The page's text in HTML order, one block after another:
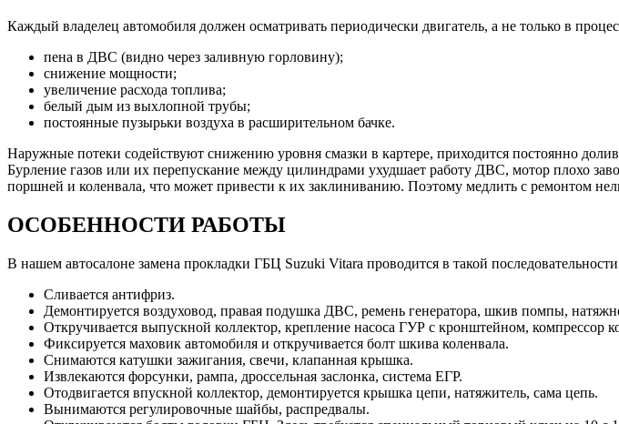
Каждый владелец автомобиля должен осматривать периодически двигатель, а не только в
пена в ДВС (видно через заливную горловину);
снижение мощности;
увеличение расхода топлива;
белый дым из выхлопной трубы;
постоянные пузырьки воздуха в расширительном бачке.
Наружные потеки содействуют снижению уровня смазки в картере, приходится постоянно
Бурление газов или их перепускание между цилиндрами ухудшает работу ДВС, мотор плохо
поршней и коленвала, что может привести к их заклиниванию. Поэтому медлить с ремонтом
ОСОБЕННОСТИ РАБОТЫ
В нашем автосалоне замена прокладки ГБЦ Suzuki Vitara проводится в такой
Сливается антифриз.
Демонтируется воздуховод, правая подушка ДВС, ремень генератора, шкив помпы,
Откручивается выпускной коллектор, крепление насоса ГУР с кронштейном, компрессор
Фиксируется маховик автомобиля и откручивается болт шкива коленвала.
Снимаются катушки зажигания, свечи, клапанная крышка.
Извлекаются форсунки, рампа, дроссельная заслонка, система ЕГР.
Отодвигается впускной коллектор, демонтируется крышка цепи, натяжитель, сама цепь.
Вынимаются регулировочные шайбы, распредвалы.